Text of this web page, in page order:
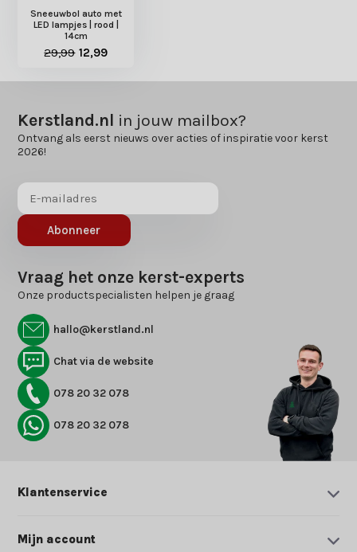
Sneeuwbol auto met
LED lampjes | rood |
14cm
29,99 12,99
Kerstland.nl in jouw mailbox?
Ontvang als eerst nieuws over acties of inspiratie voor kerst
2026!
Abonneer
Vraag het onze kerst-experts
Onze productspecialisten helpen je graag
hallo@kerstland.nl
Chat via de website
078 20 32 078
078 20 32 078
Klantenservice
Mijn account